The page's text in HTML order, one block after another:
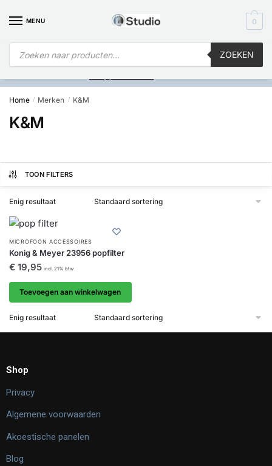
MENU
ZOEKEN
0
uw computer al over op Windows 11? Heeft u vragen stuur een
Home / Merken / K&M
K&M
TOON FILTERS
Enig resultaat
MICROFOON ACCESSOIRES
Konig & Meyer 23956 popfilter
€ 19,95 incl. 21% btw
Toevoegen aan winkelwagen
Enig resultaat
Shop
Privacy
Algemene voorwaarden
Akoestische panelen
Blog